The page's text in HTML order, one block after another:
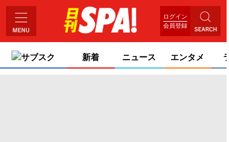
ログイン
会員登録
サブスク 新着 ニュース エンタメ